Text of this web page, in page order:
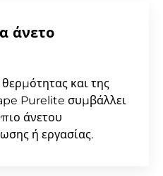
άνετο
και της
Purelite συμβάλλει
άνετου
ή εργασίας.